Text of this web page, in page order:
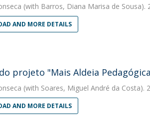
(with Barros, Diana Marisa de Sousa).
AND MORE DETAILS
projeto "Mais Aldeia
(with Soares, Miguel André da Costa).
AND MORE DETAILS